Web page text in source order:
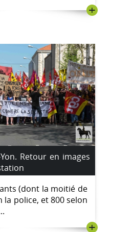
+
Retour en images
(dont la moitié de
la police, et 800 selon
+